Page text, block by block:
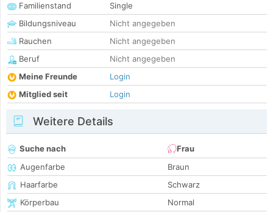
Familienstand
Single
Bildungsniveau
Nicht angegeben
Rauchen
Nicht angegeben
Beruf
Nicht angegeben
Meine Freunde
Login
Mitglied seit
Login
Weitere Details
Suche nach
Frau
Augenfarbe
Braun
Haarfarbe
Schwarz
Körperbau
Normal